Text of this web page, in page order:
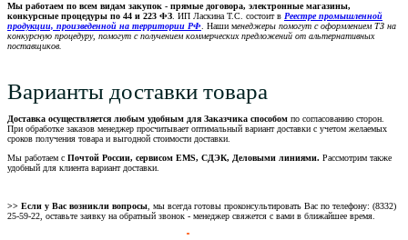
Мы работаем по всем видам закупок - прямые договора, электронные магазины,
конкурсные процедуры по 44 и 223 ФЗ. ИП Ласкина Т.С. состоит в Реестре промышленной
продукции, произведенной на территории РФ. Наши менеджеры помогут с оформлением ТЗ на
конкурсную процедуру, помогут с получением коммерческих предложений от альтернативных
поставщиков.
Варианты доставки товара
Доставка осуществляется любым удобным для Заказчика способом по согласованию сторон.
При обработке заказов менеджер просчитывает оптимальный вариант доставки с учетом желаемых
сроков получения товара и выгодной стоимости доставки.
Мы работаем с Почтой России, сервисом EMS, СДЭК, Деловыми линиями. Рассмотрим также
удобный для клиента вариант доставки.
>> Если у Вас возникли вопросы, мы всегда готовы проконсультировать Вас по телефону: (8332)
25-59-22, оставьте заявку на обратный звонок - менеджер свяжется с вами в ближайшее время.